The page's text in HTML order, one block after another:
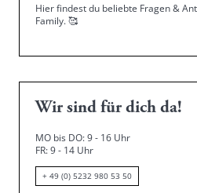
Hier findest du beliebte Fragen &
Family.🥰
Wir sind für dich da!
MO bis DO: 9 - 16 Uhr
FR: 9 - 14 Uhr
+ 49 (0) 5232 980 53 50